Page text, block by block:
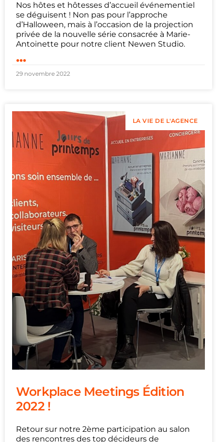
Nos hôtes et hôtesses d’accueil événementiel
se déguisent ! Non pas pour l’approche
d’Halloween, mais à l’occasion de la projection
privée de la nouvelle série consacrée à Marie-
Antoinette pour notre client Newen Studio.
...
29 novembre 2022
LA VIE DE L'AGENCE
Workplace Meetings Édition
2022 !
Retour sur notre 2ème participation au salon
des rencontres des top décideurs de